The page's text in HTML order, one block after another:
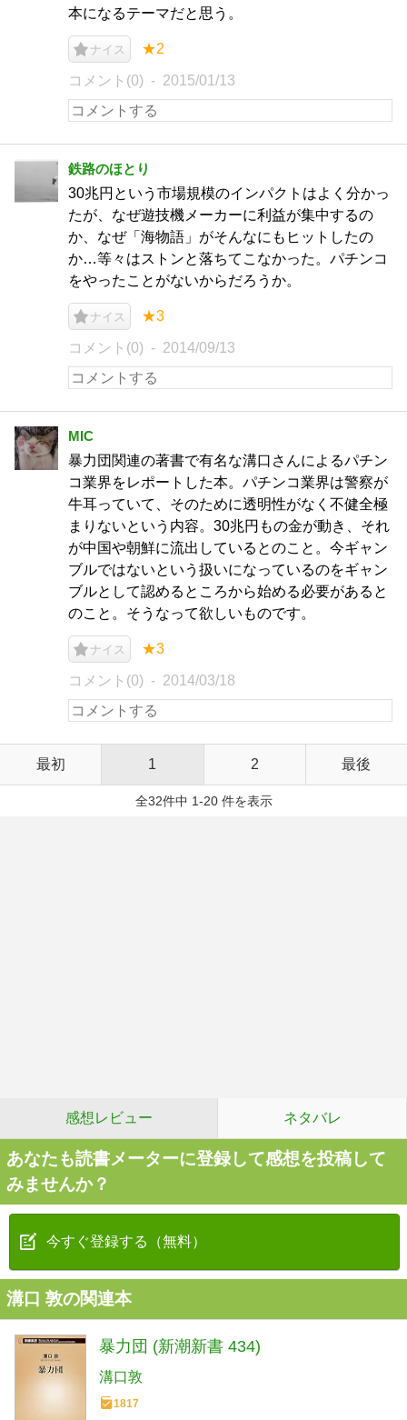
本になるテーマだと思う。
ナイス ★2
コメント(0) 2015/01/13
鉄路のほとり
30兆円という市場規模のインパクトはよく分かっ
たが、なぜ遊技機メーカーに利益が集中するの
か、なぜ「海物語」がそんなにもヒットしたの
か…等々はストンと落ちてこなかった。パチンコ
をやったことがないからだろうか。
ナイス ★3
コメント(0) 2014/09/13
MIC
暴力団関連の著書で有名な溝口さんによるパチン
コ業界をレポートした本。パチンコ業界は警察が
牛耳っていて、そのために透明性がなく不健全極
まりないという内容。30兆円もの金が動き、それ
が中国や朝鮮に流出しているとのこと。今ギャン
ブルではないという扱いになっているのをギャン
ブルとして認めるところから始める必要があると
のこと。そうなって欲しいものです。
ナイス ★3
コメント(0) 2014/03/18
最初 1 2 最後
全32件中 1-20 件を表示
感想レビュー ネタバレ
あなたも読書メーターに登録して感想を投稿して
みませんか？
今すぐ登録する（無料）
溝口 敦の関連本
暴力団 (新潮新書 434)
溝口敦
1817